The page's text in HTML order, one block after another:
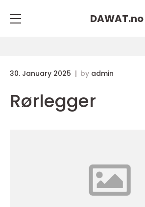
DAWAT.no
30. January 2025 by admin
Rørlegger